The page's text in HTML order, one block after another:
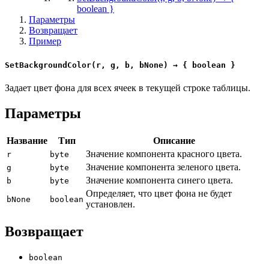
boolean }
Параметры
Возвращает
Пример
SetBackgroundColor(r, g, b, bNone) → { boolean }
Задает цвет фона для всех ячеек в текущей строке таблицы.
Параметры
Название Тип Описание
r byte Значение компонента красного цвета.
g byte Значение компонента зеленого цвета.
b byte Значение компонента синего цвета.
bNone boolean
Определяет, что цвет фона не будет
установлен.
Возвращает
boolean